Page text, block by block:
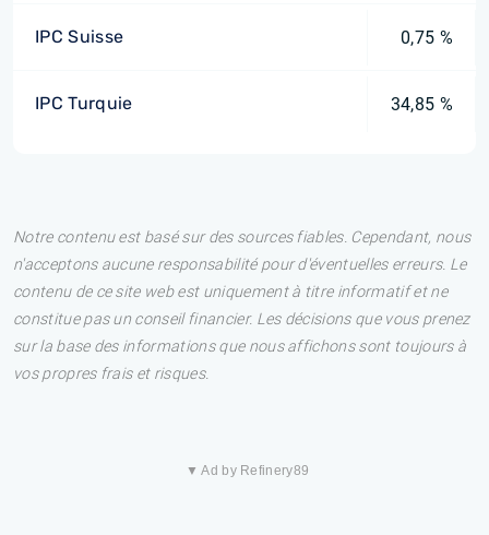
IPC Suisse 0,75 %
IPC Turquie 34,85 %
Notre contenu est basé sur des sources fiables. Cependant, nous
n'acceptons aucune responsabilité pour d'éventuelles erreurs. Le
contenu de ce site web est uniquement à titre informatif et ne
constitue pas un conseil financier. Les décisions que vous prenez
sur la base des informations que nous affichons sont toujours à
vos propres frais et risques.
▼ Ad by Refinery89